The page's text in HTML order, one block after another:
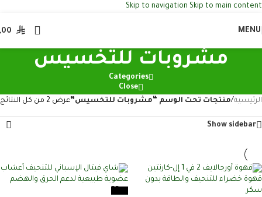
Skip to navigation Skip to main content
MENU
مشروبات للتخسيس
Categories
Close
الرئيسية/منتجات تحت الوسم “مشروبات للتخسيس”عرض ⁦2⁩ من كل النتائج
Show sidebar